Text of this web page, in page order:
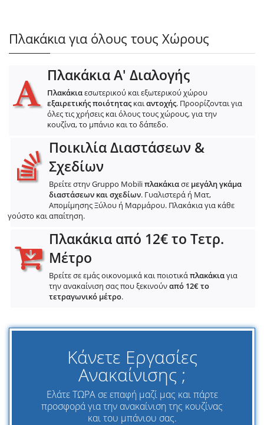
Πλακάκια για όλους τους Χώρους
Πλακάκια Α' Διαλογής
Πλακάκιαεσωτερικού και εξωτερικού χώρου
εξαιρετικής ποιότητας καιαντοχής. Προορίζονται για
όλες τις χρήσεις και όλους τους χώρους, για την
κουζίνα, το μπάνιο και το δάπεδο.
Ποικιλία Διαστάσεων &
Σχεδίων
Βρείτε στην Gruppo Mobiliπλακάκιασε μεγάλη γκάμα
διαστάσεων και σχεδίων. Γυαλιστερά ή Ματ,
Απομίμησης Ξύλου ή Μαρμάρου. Πλακάκια για κάθε
γούστο και απαίτηση.
Πλακάκια από 12€ το Τετρ.
Μέτρο
Βρείτε σε εμάς οικονομικά και ποιοτικάπλακάκιαγια
την ανακαίνιση σας που ξεκινούναπό 12€ το
τετραγωνικό μέτρο.
Κάνετε Εργασίες
Ανακαίνισης ;
Ελάτε ΤΩΡΑ σε επαφή μαζί μας και πάρτε
προσφορά για την ανακαίνιση της κουζίνας
και του μπάνιου σας.